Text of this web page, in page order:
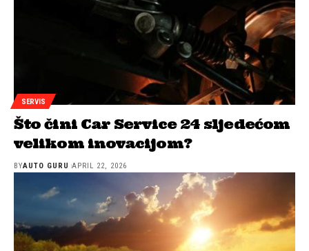
SERVIS
Što čini Car Service 24 sljedećom
velikom inovacijom?
BYAUTO GURU APRIL 22, 2026